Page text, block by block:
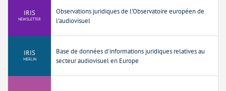
IRIS
NEWSLETTER
Observations juridiques de l'Observatoire européen de
l'audiovisuel
IRIS
MERLIN
Base de données d'informations juridiques relatives au
secteur audiovisuel en Europe